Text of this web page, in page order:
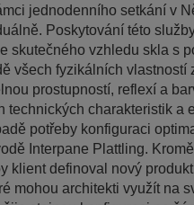
jednodenního setkání v
Poskytování této
skutečného vzhledu skla s
všech fyzikálních
prostupností, reflexí a
technických charakteristik a
potřeby konfiguraci
Interpane Plattling.
klient definoval nový
mohou architekti využít na